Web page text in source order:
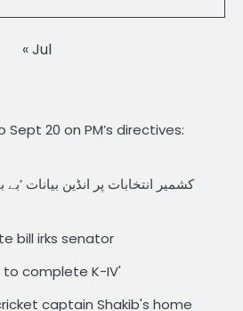
« Jul
20 on PM’s directives:
کشمیر انتخابات پر انڈین بیانات
bill irks senator
to complete K-IV'
captain Shakib's home